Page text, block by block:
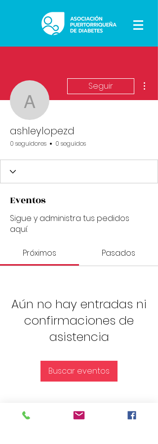
ashleylopezd
Seguir
ashleylopezd
0 seguidores 0 seguidos
Eventos
Sigue y administra tus pedidos
aquí.
Próximos Pasados
Aún no hay entradas ni
confirmaciones de
asistencia
Buscar eventos